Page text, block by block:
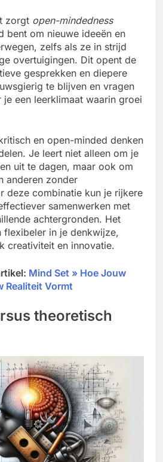
zorgt open-mindedness
bent om nieuwe ideeën en
zelfs als ze in strijd
overtuigingen. Dit opent de
gesprekken en diepere
te blijven en vragen
je een leerklimaat waarin groei
en open-minded denken
Je leert niet alleen om je
uit te dagen, maar ook om
anderen zonder
deze combinatie kun je rijkere
samenwerken met
achtergronden. Het
flexibeler in je denkwijze,
creativiteit en innovatie.
Mind Set » Hoe Jouw
Realiteit Vormt
theoretisch